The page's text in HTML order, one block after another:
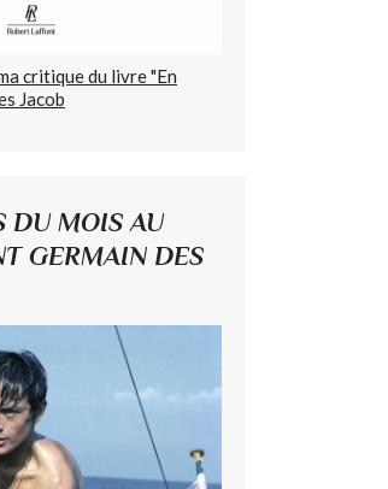
critique du livre "En
Jacob
DU MOIS AU
GERMAIN DES